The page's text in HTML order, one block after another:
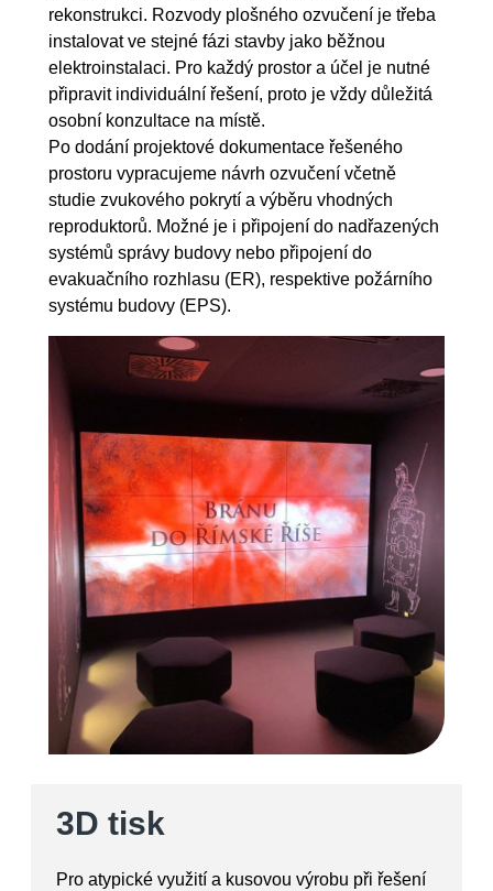
rekonstrukci. Rozvody plošného ozvučení je třeba
instalovat ve stejné fázi stavby jako běžnou
elektroinstalaci. Pro každý prostor a účel je nutné
připravit individuální řešení, proto je vždy důležitá
osobní konzultace na místě.
Po dodání projektové dokumentace řešeného
prostoru vypracujeme návrh ozvučení včetně
studie zvukového pokrytí a výběru vhodných
reproduktorů. Možné je i připojení do nadřazených
systémů správy budovy nebo připojení do
evakuačního rozhlasu (ER), respektive požárního
systému budovy (EPS).
3D tisk
Pro atypické využití a kusovou výrobu při řešení